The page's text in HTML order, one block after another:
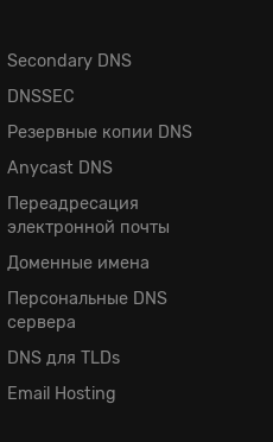
Secondary DNS
DNSSEC
Резервные копии DNS
Anycast DNS
Переадресация
электронной почты
Доменные имена
Персональные DNS
сервера
DNS для TLDs
Email Hosting